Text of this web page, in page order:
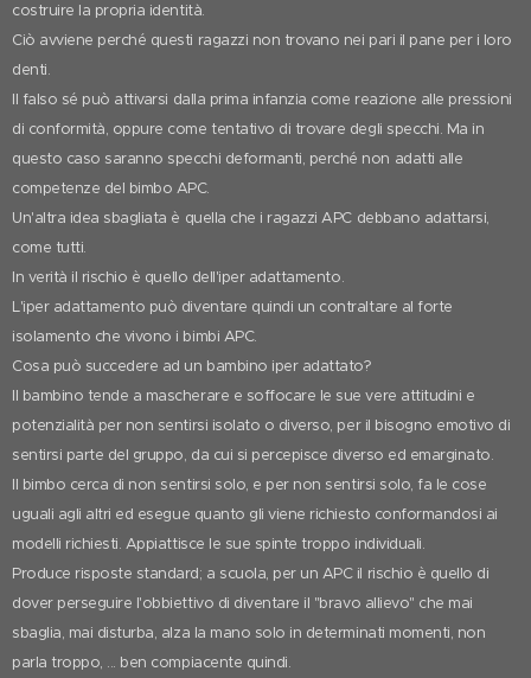
costruire la propria identità.
Ciò avviene perché questi ragazzi non trovano nei pari il pane per i loro
denti.
Il falso sé può attivarsi dalla prima infanzia come reazione alle pressioni
di conformità, oppure come tentativo di trovare degli specchi. Ma in
questo caso saranno specchi deformanti, perché non adatti alle
competenze del bimbo APC.
Un'altra idea sbagliata è quella che i ragazzi APC debbano adattarsi,
come tutti.
In verità il rischio è quello dell'iper adattamento.
L'iper adattamento può diventare quindi un contraltare al forte
isolamento che vivono i bimbi APC.
Cosa può succedere ad un bambino iper adattato?
Il bambino tende a mascherare e soffocare le sue vere attitudini e
potenzialità per non sentirsi isolato o diverso, per il bisogno emotivo di
sentirsi parte del gruppo, da cui si percepisce diverso ed emarginato.
Il bimbo cerca di non sentirsi solo, e per non sentirsi solo, fa le cose
uguali agli altri ed esegue quanto gli viene richiesto conformandosi ai
modelli richiesti. Appiattisce le sue spinte troppo individuali.
Produce risposte standard; a scuola, per un APC il rischio è quello di
dover perseguire l'obbiettivo di diventare il "bravo allievo" che mai
sbaglia, mai disturba, alza la mano solo in determinati momenti, non
parla troppo, ... ben compiacente quindi.